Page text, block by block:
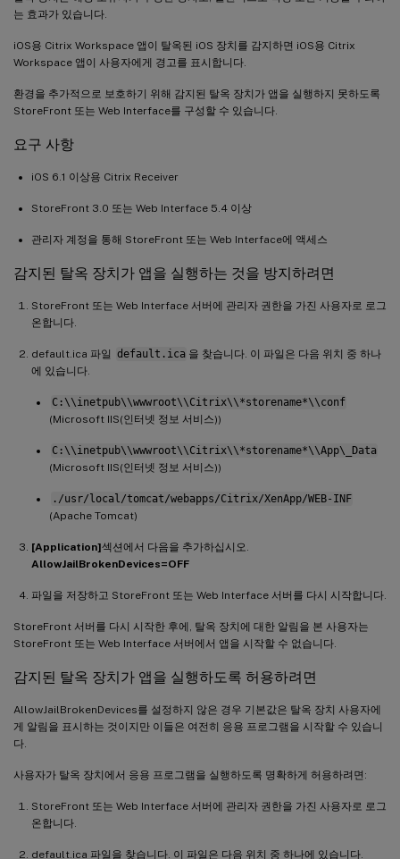
는 효과가 있습니다.
iOS용 Citrix Workspace 앱이 탈옥된 iOS 장치를 감지하면 iOS용 Citrix
Workspace 앱이 사용자에게 경고를 표시합니다.
환경을 추가적으로 보호하기 위해 감지된 탈옥 장치가 앱을 실행하지 못하도록
StoreFront 또는 Web Interface를 구성할 수 있습니다.
요구 사항
iOS 6.1 이상용 Citrix Receiver
StoreFront 3.0 또는 Web Interface 5.4 이상
관리자 계정을 통해 StoreFront 또는 Web Interface에 액세스
감지된 탈옥 장치가 앱을 실행하는 것을 방지하려면
StoreFront 또는 Web Interface 서버에 관리자 권한을 가진 사용자로 로그
온합니다.
default.ica 파일 default.ica 을 찾습니다. 이 파일은 다음 위치 중 하나
에 있습니다.
C:\\inetpub\\wwwroot\\Citrix\\*storename*\\conf
(Microsoft IIS(인터넷 정보 서비스))
C:\\inetpub\\wwwroot\\Citrix\\*storename*\\App\_Data
(Microsoft IIS(인터넷 정보 서비스))
./usr/local/tomcat/webapps/Citrix/XenApp/WEB-INF
(Apache Tomcat)
[Application]섹션에서 다음을 추가하십시오.
AllowJailBrokenDevices=OFF
파일을 저장하고 StoreFront 또는 Web Interface 서버를 다시 시작합니다.
StoreFront 서버를 다시 시작한 후에, 탈옥 장치에 대한 알림을 본 사용자는
StoreFront 또는 Web Interface 서버에서 앱을 시작할 수 없습니다.
감지된 탈옥 장치가 앱을 실행하도록 허용하려면
AllowJailBrokenDevices를 설정하지 않은 경우 기본값은 탈옥 장치 사용자에
게 알림을 표시하는 것이지만 이들은 여전히 응용 프로그램을 시작할 수 있습니
다.
사용자가 탈옥 장치에서 응용 프로그램을 실행하도록 명확하게 허용하려면:
StoreFront 또는 Web Interface 서버에 관리자 권한을 가진 사용자로 로그
온합니다.
default.ica 파일을 찾습니다. 이 파일은 다음 위치 중 하나에 있습니다.